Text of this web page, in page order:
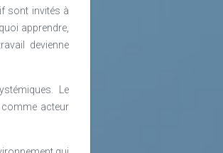
à long
parcours
les deux
des réformes
sont invités à
apprendre,
devienne
Le
acteur